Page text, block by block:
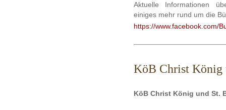
Aktuelle Informationen
einiges mehr rund um die
https://www.facebook.com/
KöB Christ König
KöB Christ König und St.